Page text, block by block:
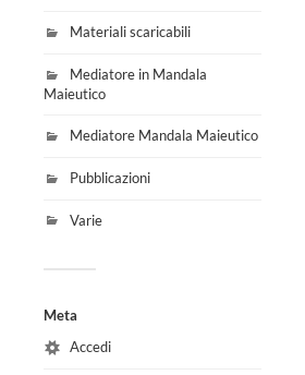
Materiali scaricabili
Mediatore in Mandala
Maieutico
Mediatore Mandala Maieutico
Pubblicazioni
Varie
Meta
Accedi